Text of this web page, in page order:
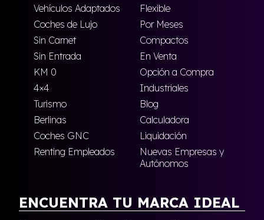
Vehículos Adaptados
Flexible
Coches de Lujo
Por Meses
Sin Carnet
Compactos
Sin Entrada
En Venta
KM 0
Opción a Compra
4×4
Industriales
Turismo
Blog
Berlinas
Calculadora
Coches GNC
Liquidación
Renting Empleados
Nuevas Empresas y
Autónomos
ENCUENTRA TU MARCA IDEAL